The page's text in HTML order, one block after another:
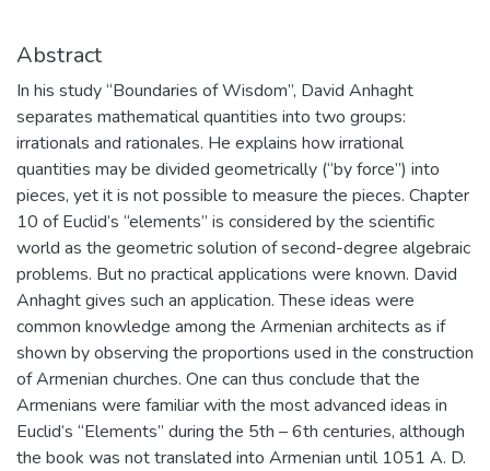
Abstract
In his study “Boundaries of Wisdom”, David Anhaght
separates mathematical quantities into two groups:
irrationals and rationales. He explains how irrational
quantities may be divided geometrically (“by force”) into
pieces, yet it is not possible to measure the pieces. Chapter
10 of Euclid’s “elements” is considered by the scientific
world as the geometric solution of second-degree algebraic
problems. But no practical applications were known. David
Anhaght gives such an application. These ideas were
common knowledge among the Armenian architects as if
shown by observing the proportions used in the construction
of Armenian churches. One can thus conclude that the
Armenians were familiar with the most advanced ideas in
Euclid’s “Elements” during the 5th – 6th centuries, although
the book was not translated into Armenian until 1051 A. D.